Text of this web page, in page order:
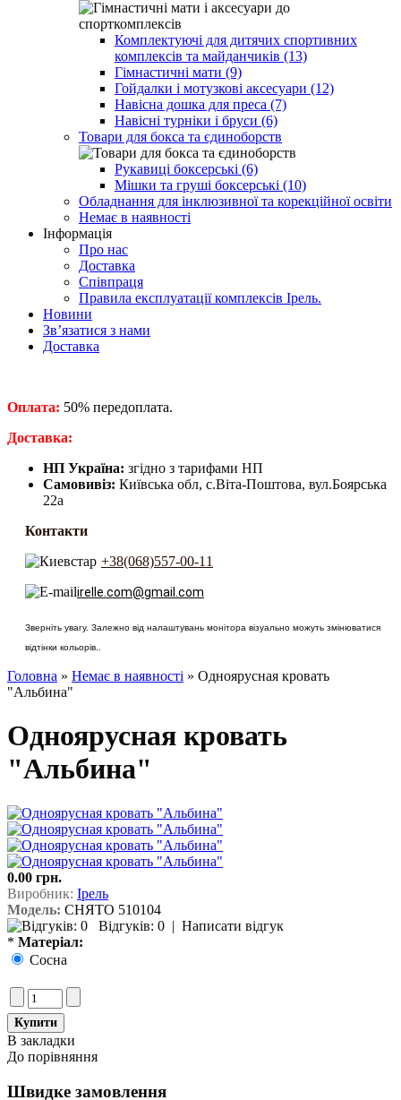
Комплектуючі для дитячих спортивних
комплексів та майданчиків (13)
Гімнастичні мати (9)
Гойдалки і мотузкові аксесуари (12)
Навісна дошка для преса (7)
Навісні турніки і бруси (6)
Товари для бокса та єдиноборств
Рукавиці боксерські (6)
Мішки та груші боксерські (10)
Обладнання для інклюзивної та корекційної освіти
Немає в наявності
Інформація
Про нас
Доставка
Співпраця
Правила експлуатації комплексів Ірель.
Новини
Зв’язатися з нами
Доставка
Оплата: 50% передоплата.
​Доставка:
НП Україна: згідно з тарифами НП
Самовивіз: Київська обл, с.Віта-Поштова, вул.Боярська
22а
Контакти
+38(068)557-00-11
irelle.com@gmail.com
Зверніть увагу. Залежно від налаштувань монітора візуально можуть змінюватися
відтінки кольорів..
Головна » Немає в наявності » Одноярусная кровать
"Альбина"
Одноярусная кровать
"Альбина"
0.00 грн.
Виробник: Ірель
Модель: СНЯТО 510104
Відгуків: 0 | Написати відгук
* Матеріал:
Сосна
В закладки
До порівняння
Швидке замовлення